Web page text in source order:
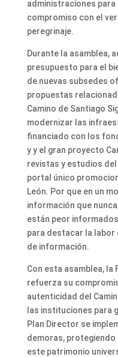
administraciones para
compromiso con el
peregrinaje.
Durante la asamblea,
presupuesto para el
de nuevas subsedes
propuestas
Camino de Santiago
modernizar las
financiado con los
y y el gran proyecto
revistas y estudios del
portal único
León. Por que en un
información que
están peor
para destacar la labor
de información.
Con esta asamblea, la
refuerza su
autenticidad del
las instituciones para
Plan Director se
demoras, protegiendo
este patrimonio